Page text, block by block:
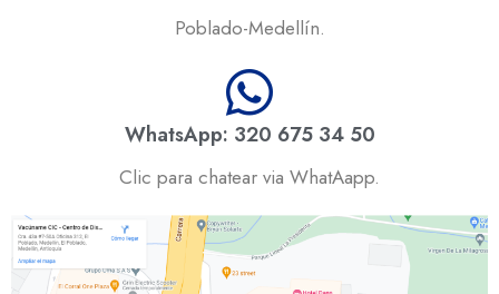
Poblado-Medellín.
WhatsApp: 320 675 34 50
Clic para chatear via WhatAapp.